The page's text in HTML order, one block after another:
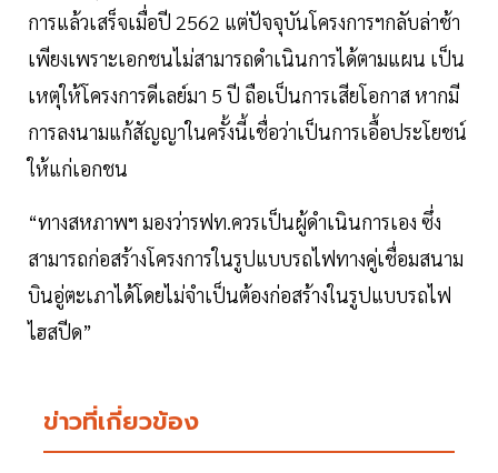
การแล้วเสร็จเมื่อปี 2562 แต่ปัจจุบันโครงการฯกลับล่าช้า
เพียงเพราะเอกชนไม่สามารถดำเนินการได้ตามแผน เป็น
เหตุให้โครงการดีเลย์มา 5 ปี ถือเป็นการเสียโอกาส หากมี
การลงนามแก้สัญญาในครั้งนี้เชื่อว่าเป็นการเอื้อประโยชน์
ให้แก่เอกชน
“ทางสหภาพฯ มองว่ารฟท.ควรเป็นผู้ดำเนินการเอง ซึ่ง
สามารถก่อสร้างโครงการในรูปแบบรถไฟทางคู่เชื่อมสนาม
บินอู่ตะเภาได้โดยไม่จำเป็นต้องก่อสร้างในรูปแบบรถไฟ
ไฮสปีด”
ข่าวที่เกี่ยวข้อง